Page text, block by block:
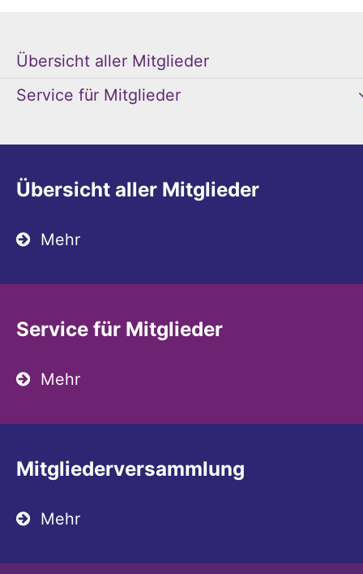
Übersicht aller Mitglieder
Service für Mitglieder
Übersicht aller Mitglieder
Mehr
Service für Mitglieder
Mehr
Mitgliederversammlung
Mehr